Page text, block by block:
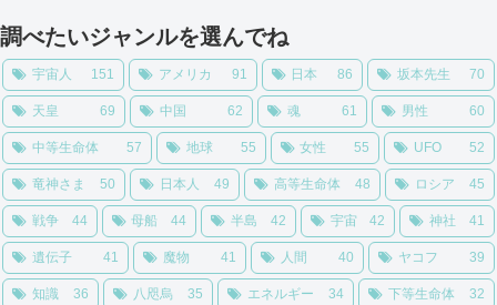
調べたいジャンルを選んでね
宇宙人 151 アメリカ 91 日本 86 坂本先生 70
天皇 69 中国 62 魂 61 男性 60
中等生命体 57 地球 55 女性 55 UFO 52
竜神さま 50 日本人 49 高等生命体 48 ロシア 45
戦争 44 母船 44 半島 42 宇宙 42 神社 41
遺伝子 41 魔物 41 人間 40 ヤコフ 39
知識 36 八咫烏 35 エネルギー 34 下等生命体 32